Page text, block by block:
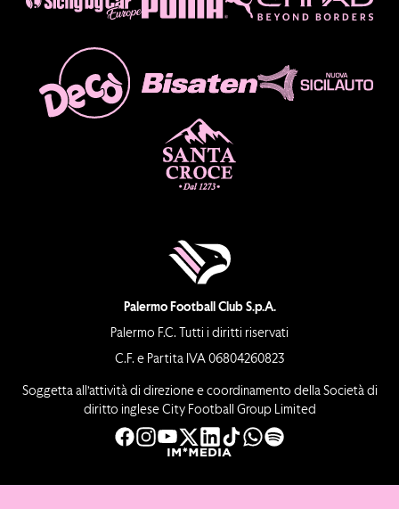
Palermo Football Club S.p.A.
Palermo F.C. Tutti i diritti riservati
C.F. e Partita IVA 06804260823
Soggetta all’attività di direzione e coordinamento della Società di
diritto inglese City Football Group Limited